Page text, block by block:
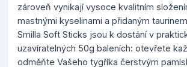
zároveň vynikají vysoce kvalitním
mastnými kyselinami a přidaným
Smilla Soft Sticks jsou k dostání v
uzavíratelných 50g baleních: otevřete
odměňte Vašeho tygříka čerstvým